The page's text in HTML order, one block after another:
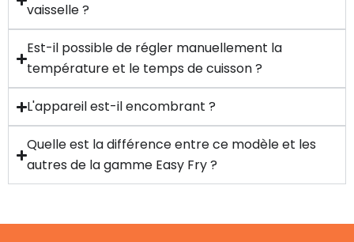
vaisselle ?
Est-il possible de régler manuellement la
température et le temps de cuisson ?
L'appareil est-il encombrant ?
Quelle est la différence entre ce modèle et les
autres de la gamme Easy Fry ?